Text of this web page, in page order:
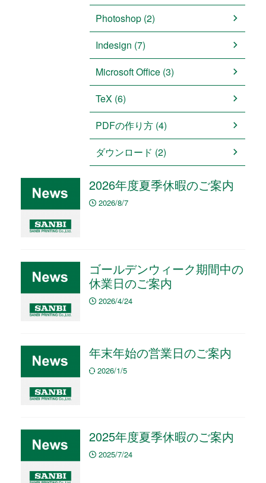
Photoshop (2)
Indesign (7)
Microsoft Office (3)
TeX (6)
PDFの作り方 (4)
ダウンロード (2)
2026年度夏季休暇のご案内
2026/8/7
ゴールデンウィーク期間中の
休業日のご案内
2026/4/24
年末年始の営業日のご案内
2026/1/5
2025年度夏季休暇のご案内
2025/7/24